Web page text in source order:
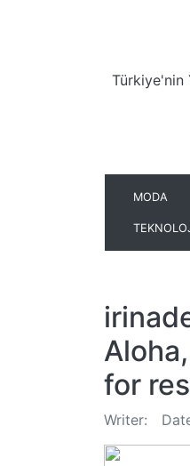
Türkiye'nin
MODA
for
Writer: